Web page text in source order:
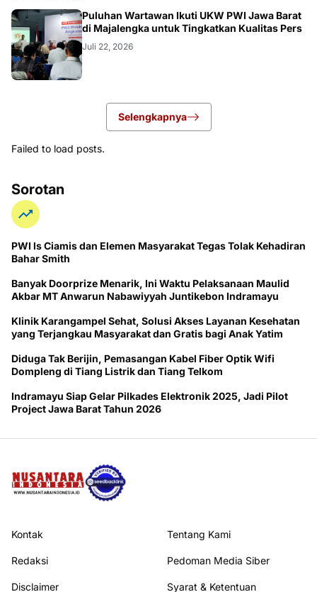
Puluhan Wartawan Ikuti UKW PWI Jawa Barat
di Majalengka untuk Tingkatkan Kualitas Pers
Juli 22, 2026
Selengkapnya
Failed to load posts.
Sorotan
PWI ls Ciamis dan Elemen Masyarakat Tegas Tolak Kehadiran
Bahar Smith
Banyak Doorprize Menarik, Ini Waktu Pelaksanaan Maulid
Akbar MT Anwarun Nabawiyyah Juntikebon Indramayu
Klinik Karangampel Sehat, Solusi Akses Layanan Kesehatan
yang Terjangkau Masyarakat dan Gratis bagi Anak Yatim
Diduga Tak Berijin, Pemasangan Kabel Fiber Optik Wifi
Dompleng di Tiang Listrik dan Tiang Telkom
Indramayu Siap Gelar Pilkades Elektronik 2025, Jadi Pilot
Project Jawa Barat Tahun 2026
Kontak Tentang Kami
Redaksi Pedoman Media Siber
Disclaimer Syarat & Ketentuan